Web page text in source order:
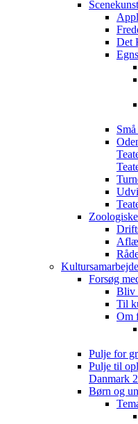
Det
Kultursamarbejde
Forsøg
Bliv
Til
Om
Pulje for
Pulje til
Danmark
Børn og